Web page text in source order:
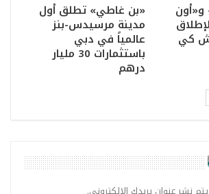
كي
«بن غاطي» تطلق أول
مدينة مرسيدس-بنز
عالمياً في دبي
باستثمارات 30 مليار
درهم